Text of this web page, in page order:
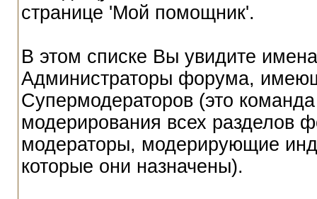
странице 'Мой помощник'.
В этом списке Вы увидите
Администраторы форума,
Супермодераторов (это
модерирования всех разделов
модераторы, модерирующие
которые они назначены).